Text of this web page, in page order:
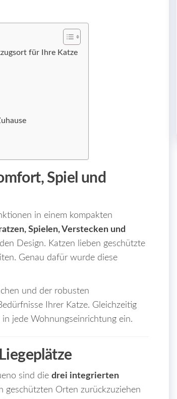
für Ihre Katze
Spiel und
in einem kompakten
Spielen, Verstecken und
Design. Katzen lieben geschützte
Genau dafür wurde diese
und der robusten
Ihrer Katze. Gleichzeitig
jede Wohnungseinrichtung ein.
sind die drei integrierten
geschützten Orten zurückzuziehen